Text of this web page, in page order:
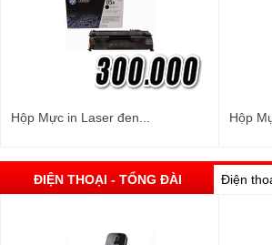
Hộp Mực in Laser đen... Hộp
ĐIỆN THOẠI - TỔNG ĐÀI Điện